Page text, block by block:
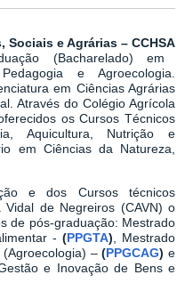
Sociais e Agrárias – CCHSA
(Bacharelado) em
e Agroecologia.
em Ciências Agrárias
Através do Colégio Agrícola
os Cursos Técnicos
Aquicultura, Nutrição e
em Ciências da Natureza,
e dos Cursos técnicos
de Negreiros (CAVN) o
de pós-graduação: Mestrado
- (PPGTA) , Mestrado
(Agroecologia) –(PPGCAG) e
e Inovação de Bens e